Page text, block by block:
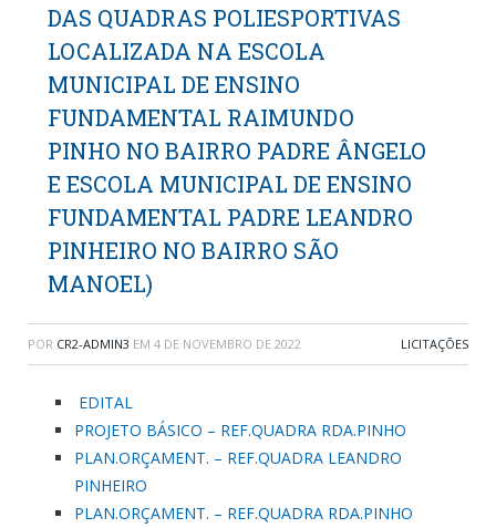
DAS QUADRAS POLIESPORTIVAS
LOCALIZADA NA ESCOLA
MUNICIPAL DE ENSINO
FUNDAMENTAL RAIMUNDO
PINHO NO BAIRRO PADRE ÂNGELO
E ESCOLA MUNICIPAL DE ENSINO
FUNDAMENTAL PADRE LEANDRO
PINHEIRO NO BAIRRO SÃO
MANOEL)
POR CR2-ADMIN3 EM 4 DE NOVEMBRO DE 2022 LICITAÇÕES
EDITAL
PROJETO BÁSICO – REF.QUADRA RDA.PINHO
PLAN.ORÇAMENT. – REF.QUADRA LEANDRO
PINHEIRO
PLAN.ORÇAMENT. – REF.QUADRA RDA.PINHO